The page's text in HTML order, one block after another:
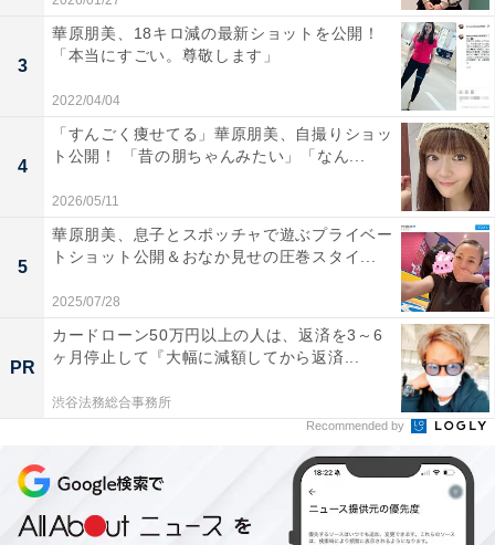
3
華原朋美、18キロ減の最新ショットを公開！
「本当にすごい。尊敬します」
2022/04/04
4
「すんごく痩せてる」華原朋美、自撮りショッ
ト公開！ 「昔の朋ちゃんみたい」「なん...
2026/05/11
5
華原朋美、息子とスポッチャで遊ぶプライベー
トショット公開＆おなか見せの圧巻スタイ...
2025/07/28
PR
カードローン50万円以上の人は、返済を3～6
ヶ月停止して『大幅に減額してから返済...
渋谷法務総合事務所
Recommended by